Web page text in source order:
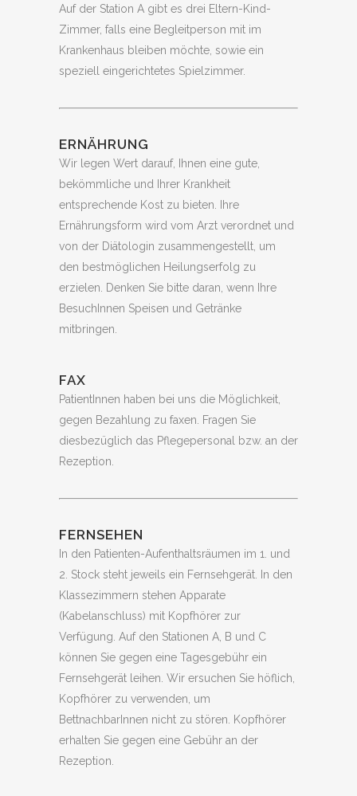
Auf der Station A gibt es drei Eltern-Kind-
Zimmer, falls eine Begleitperson mit im
Krankenhaus bleiben möchte, sowie ein
speziell eingerichtetes Spielzimmer.
ERNÄHRUNG
Wir legen Wert darauf, Ihnen eine gute,
bekömmliche und Ihrer Krankheit
entsprechende Kost zu bieten. Ihre
Ernährungsform wird vom Arzt verordnet und
von der Diätologin zusammengestellt, um
den bestmöglichen Heilungserfolg zu
erzielen. Denken Sie bitte daran, wenn Ihre
BesuchInnen Speisen und Getränke
mitbringen.
FAX
PatientInnen haben bei uns die Möglichkeit,
gegen Bezahlung zu faxen. Fragen Sie
diesbezüglich das Pflegepersonal bzw. an der
Rezeption.
FERNSEHEN
In den Patienten-Aufenthaltsräumen im 1. und
2. Stock steht jeweils ein Fernsehgerät. In den
Klassezimmern stehen Apparate
(Kabelanschluss) mit Kopfhörer zur
Verfügung. Auf den Stationen A, B und C
können Sie gegen eine Tagesgebühr ein
Fernsehgerät leihen. Wir ersuchen Sie höflich,
Kopfhörer zu verwenden, um
BettnachbarInnen nicht zu stören. Kopfhörer
erhalten Sie gegen eine Gebühr an der
Rezeption.